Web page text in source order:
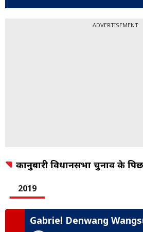
ADVERTISEMENT
कानुबारी विधानसभा चुनाव के
2019
Gabriel Denwang